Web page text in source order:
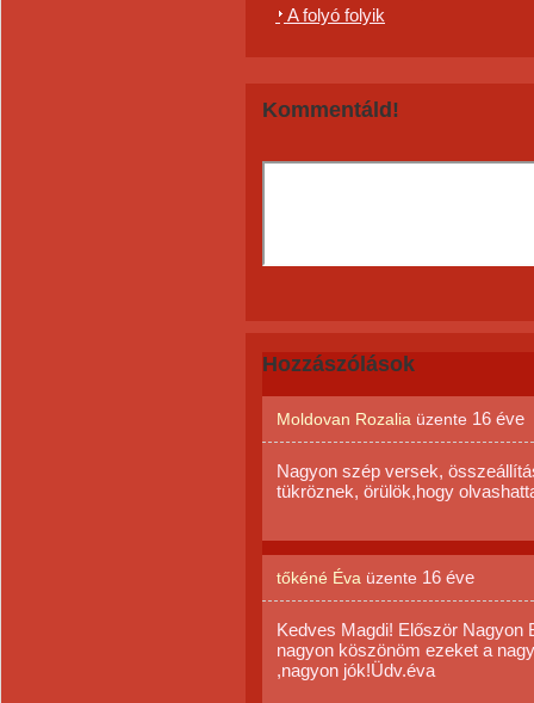
A folyó folyik
Kommentáld!
Hozzászólások
Moldovan Rozalia üzente 16 éve
Nagyon szép versek,
tükröznek, örülök,hogy
tőkéné Éva üzente 16 éve
Kedves Magdi! Először Nagyon
nagyon köszönöm ezeket a
,nagyon jók!Üdv.éva